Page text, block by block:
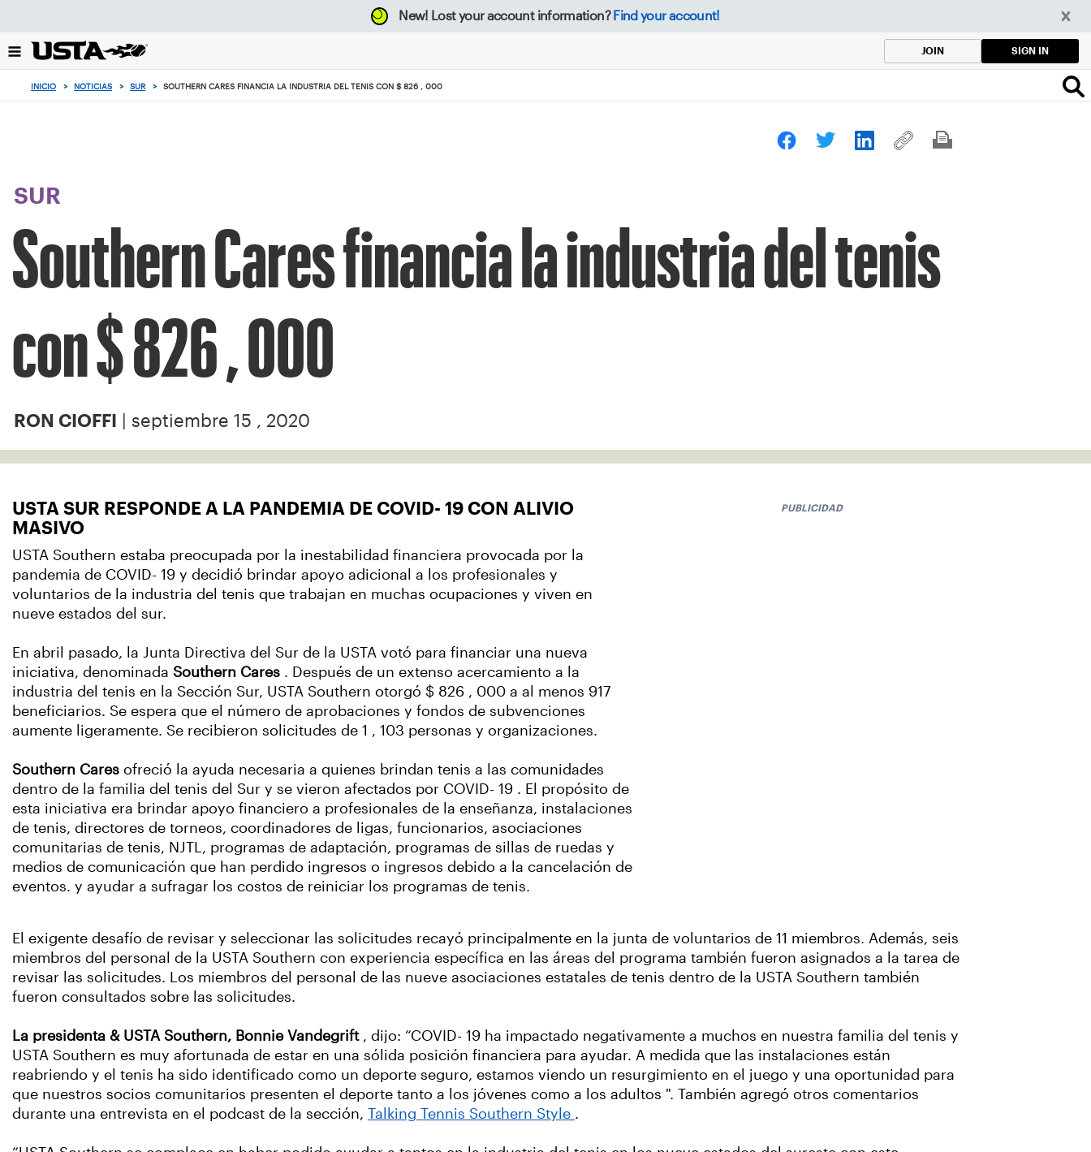
el
botón
New! Lost your account information? Find your account!
JOIN SIGN IN
INICIO > NOTICIAS > SUR > SOUTHERN CARES FINANCIA LA INDUSTRIA DEL TENIS CON $ 826 , 000
SUR
Southern Cares financia la industria del tenis
con $ 826 , 000
RON CIOFFI | septiembre 15 , 2020
USTA SUR RESPONDE A LA PANDEMIA DE COVID- 19 CON ALIVIO
MASIVO
USTA Southern estaba preocupada por la inestabilidad financiera provocada por la
pandemia de COVID- 19 y decidió brindar apoyo adicional a los profesionales y
voluntarios de la industria del tenis que trabajan en muchas ocupaciones y viven en
nueve estados del sur.
En abril pasado, la Junta Directiva del Sur de la USTA votó para financiar una nueva
iniciativa, denominada Southern Cares . Después de un extenso acercamiento a la
industria del tenis en la Sección Sur, USTA Southern otorgó $ 826 , 000 a al menos 917
beneficiarios. Se espera que el número de aprobaciones y fondos de subvenciones
aumente ligeramente. Se recibieron solicitudes de 1 , 103 personas y organizaciones.
Southern Cares ofreció la ayuda necesaria a quienes brindan tenis a las comunidades
dentro de la familia del tenis del Sur y se vieron afectados por COVID- 19 . El propósito de
esta iniciativa era brindar apoyo financiero a profesionales de la enseñanza, instalaciones
de tenis, directores de torneos, coordinadores de ligas, funcionarios, asociaciones
comunitarias de tenis, NJTL, programas de adaptación, programas de sillas de ruedas y
medios de comunicación que han perdido ingresos o ingresos debido a la cancelación de
eventos. y ayudar a sufragar los costos de reiniciar los programas de tenis.
PUBLICIDAD
El exigente desafío de revisar y seleccionar las solicitudes recayó principalmente en la junta de voluntarios de 11 miembros. Además, seis
miembros del personal de la USTA Southern con experiencia específica en las áreas del programa también fueron asignados a la tarea de
revisar las solicitudes. Los miembros del personal de las nueve asociaciones estatales de tenis dentro de la USTA Southern también
fueron consultados sobre las solicitudes.
La presidenta & USTA Southern, Bonnie Vandegrift , dijo: “COVID- 19 ha impactado negativamente a muchos en nuestra familia del tenis y
USTA Southern es muy afortunada de estar en una sólida posición financiera para ayudar. A medida que las instalaciones están
reabriendo y el tenis ha sido identificado como un deporte seguro, estamos viendo un resurgimiento en el juego y una oportunidad para
que nuestros socios comunitarios presenten el deporte tanto a los jóvenes como a los adultos ". También agregó otros comentarios
durante una entrevista en el podcast de la sección, Talking Tennis Southern Style .